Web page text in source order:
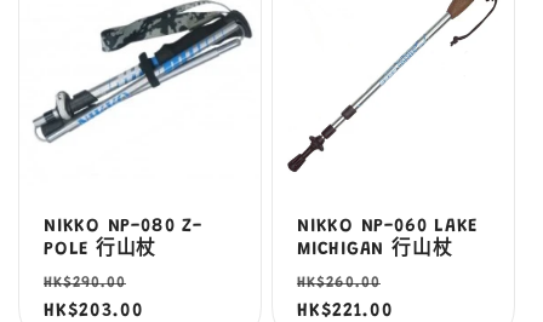
NIKKO NP-080 Z-
POLE 行山杖
定
價
HK$290.00
價
HK$203.00
NIKKO NP-060 LAKE
MICHIGAN 行山杖
定
價
HK$260.00
HK$221.00